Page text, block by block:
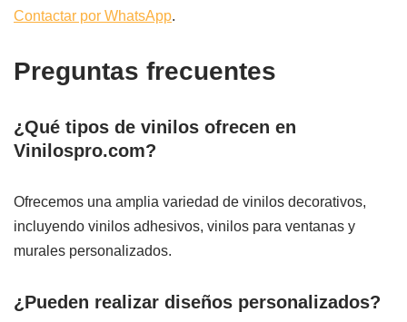
Contactar por WhatsApp.
Preguntas frecuentes
¿Qué tipos de vinilos ofrecen en
Vinilospro.com?
Ofrecemos una amplia variedad de vinilos decorativos,
incluyendo vinilos adhesivos, vinilos para ventanas y
murales personalizados.
¿Pueden realizar diseños personalizados?